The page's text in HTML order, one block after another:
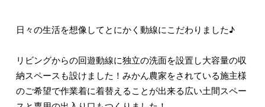
日々の生活を想像してとにかく動線にこだわりました♪
リビングからの回遊動線に独立の洗面を設置し大容量の収
納スペースも設けました！ みかん農家をされている施主様
のご希望で作業着に着替えることが出来る広い土間スペー